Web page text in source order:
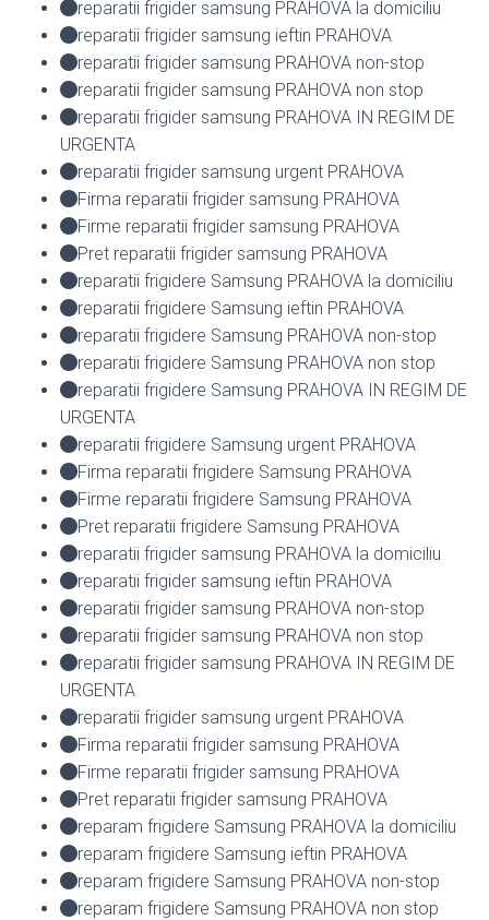
reparatii frigider samsung PRAHOVA la domiciliu
reparatii frigider samsung ieftin PRAHOVA
reparatii frigider samsung PRAHOVA non-stop
reparatii frigider samsung PRAHOVA non stop
reparatii frigider samsung PRAHOVA IN REGIM DE
URGENTA
reparatii frigider samsung urgent PRAHOVA
Firma reparatii frigider samsung PRAHOVA
Firme reparatii frigider samsung PRAHOVA
Pret reparatii frigider samsung PRAHOVA
reparatii frigidere Samsung PRAHOVA la domiciliu
reparatii frigidere Samsung ieftin PRAHOVA
reparatii frigidere Samsung PRAHOVA non-stop
reparatii frigidere Samsung PRAHOVA non stop
reparatii frigidere Samsung PRAHOVA IN REGIM DE
URGENTA
reparatii frigidere Samsung urgent PRAHOVA
Firma reparatii frigidere Samsung PRAHOVA
Firme reparatii frigidere Samsung PRAHOVA
Pret reparatii frigidere Samsung PRAHOVA
reparatii frigider samsung PRAHOVA la domiciliu
reparatii frigider samsung ieftin PRAHOVA
reparatii frigider samsung PRAHOVA non-stop
reparatii frigider samsung PRAHOVA non stop
reparatii frigider samsung PRAHOVA IN REGIM DE
URGENTA
reparatii frigider samsung urgent PRAHOVA
Firma reparatii frigider samsung PRAHOVA
Firme reparatii frigider samsung PRAHOVA
Pret reparatii frigider samsung PRAHOVA
reparam frigidere Samsung PRAHOVA la domiciliu
reparam frigidere Samsung ieftin PRAHOVA
reparam frigidere Samsung PRAHOVA non-stop
reparam frigidere Samsung PRAHOVA non stop